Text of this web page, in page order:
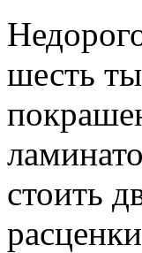
шесть
стоить